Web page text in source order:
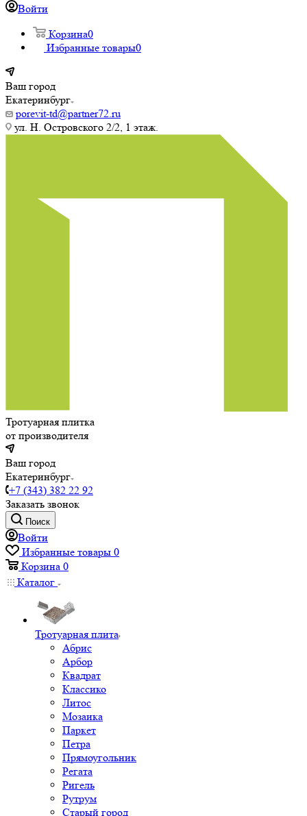
Войти
Корзина0
Избранные товары0
Ваш город
Екатеринбург
porevit-td@partner72.ru
ул. Н. Островского 2/2, 1 этаж.
Тротуарная плитка
от производителя
Ваш город
Екатеринбург
+7 (343) 382 22 92
Заказать звонок
Поиск
Войти
Избранные товары 0
Корзина 0
Каталог
Тротуарная плита
Абрис
Арбор
Квадрат
Классико
Литос
Мозаика
Паркет
Петра
Прямоугольник
Регата
Ригель
Рутрум
Старый город